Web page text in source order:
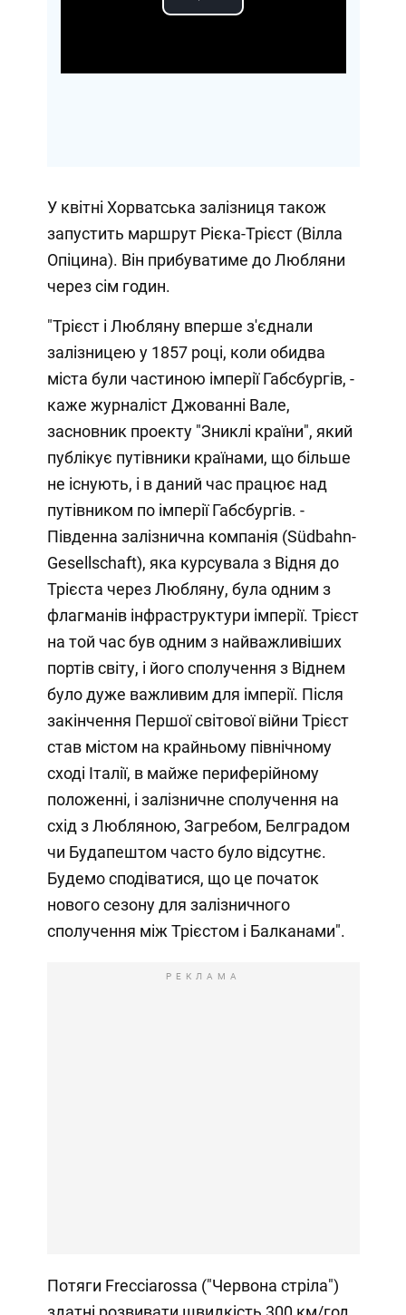
Play
У квітні Хорватська залізниця також
запустить маршрут Рієка-Трієст (Вілла
Опіцина). Він прибуватиме до Любляни
через сім годин.
"Трієст і Любляну вперше з'єднали
залізницею у 1857 році, коли обидва
міста були частиною імперії Габсбургів, -
каже журналіст Джованні Вале,
засновник проекту "Зниклі країни", який
публікує путівники країнами, що більше
не існують, і в даний час працює над
путівником по імперії Габсбургів. -
Південна залізнична компанія (Südbahn-
Gesellschaft), яка курсувала з Відня до
Трієста через Любляну, була одним з
флагманів інфраструктури імперії. Трієст
на той час був одним з найважливіших
портів світу, і його сполучення з Віднем
було дуже важливим для імперії. Після
закінчення Першої світової війни Трієст
став містом на крайньому північному
сході Італії, в майже периферійному
положенні, і залізничне сполучення на
схід з Любляною, Загребом, Белградом
чи Будапештом часто було відсутнє.
Будемо сподіватися, що це початок
нового сезону для залізничного
сполучення між Трієстом і Балканами".
РЕКЛАМА
Потяги Frecciarossa ("Червона стріла")